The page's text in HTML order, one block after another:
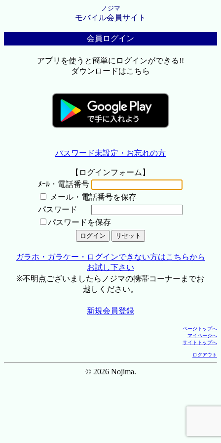
ノジマ
モバイル会員サイト
会員ログイン
アプリを使うと簡単にログインができる!!
ダウンロードはこちら
パスワード未設定・お忘れの方
【ログインフォーム】
ﾒｰﾙ・電話番号
メール・電話番号を保存
パスワード
パスワードを保存
ガラホ・ガラケー・ログインできない方はこちらから
お試し下さい
※不明点ございましたらノジマの携帯コーナーまでお
越しください。
新規会員登録
ページトップへ
マイページへ
サイトトップへ
ログアウト
© 2026 Nojima.